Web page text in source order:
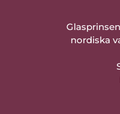
nordiska